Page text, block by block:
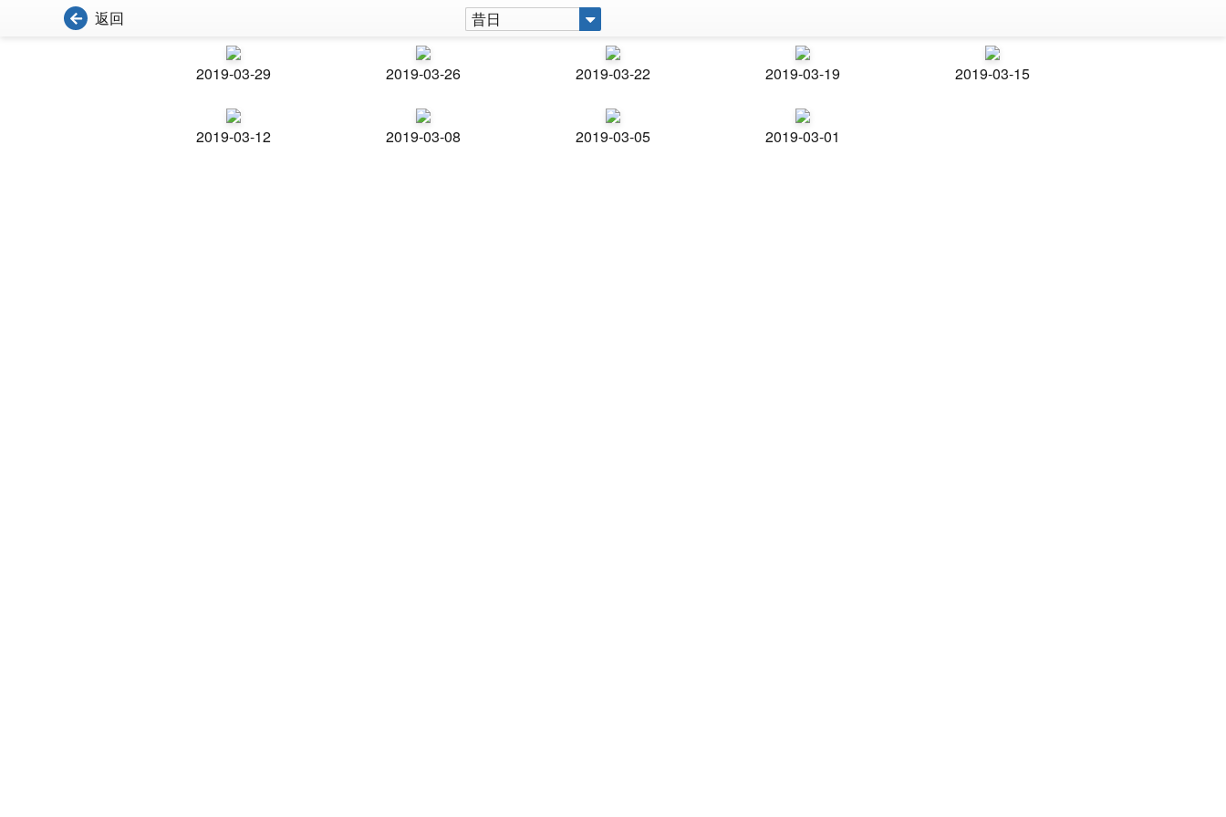
返回 昔日
2019-03-29 2019-03-26 2019-03-22 2019-03-19 2019-03-15
2019-03-12 2019-03-08 2019-03-05 2019-03-01